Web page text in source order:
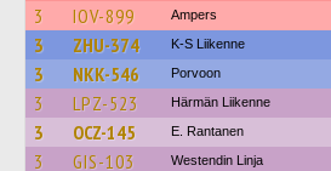
3 IOV-899 Ampers
3 ZHU-374 K-S Liikenne
3 NKK-546 Porvoon
3 LPZ-523 Härmän Liikenne
3 OCZ-145 E. Rantanen
3 GIS-103 Westendin Linja